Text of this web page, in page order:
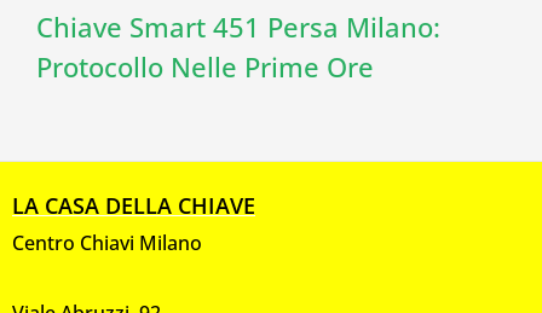
Chiave Smart 451 Persa Milano:
Protocollo Nelle Prime Ore
LA CASA DELLA CHIAVE
Centro Chiavi Milano